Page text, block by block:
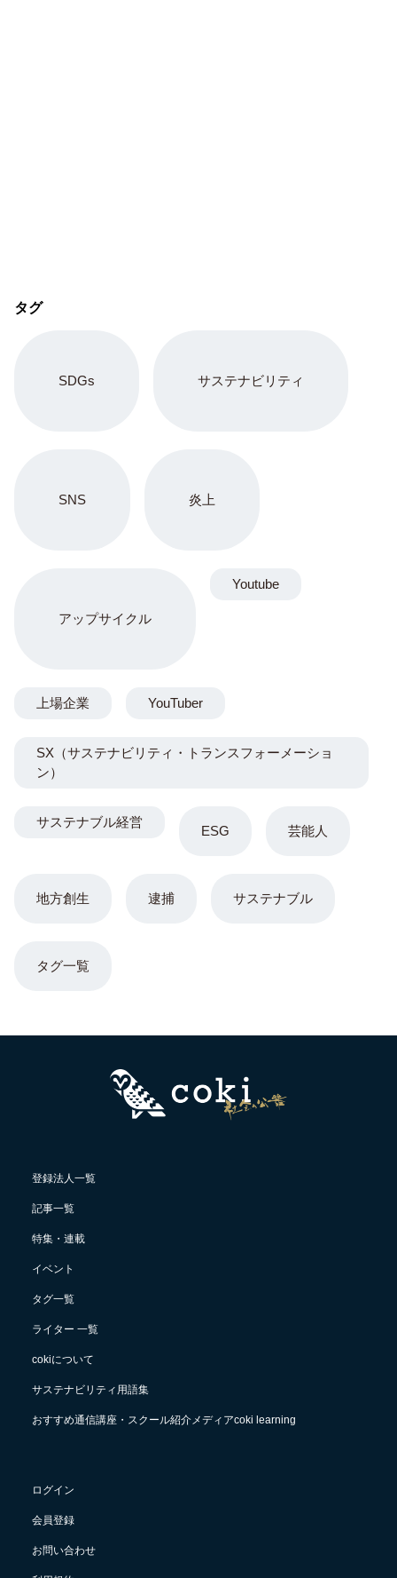
タグ
SDGs サステナビリティ
SNS 炎上
アップサイクル
ESG 芸能人
地方創生 逮捕 サステナブル
Youtube
上場企業 YouTuber
SX（サステナビリティ・トランスフォーメーショ
ン）
サステナブル経営
タグ一覧
登録法人一覧
記事一覧
特集・連載
イベント
タグ一覧
ライター 一覧
cokiについて
サステナビリティ用語集
おすすめ通信講座・スクール紹介メディアcoki learning
ログイン
会員登録
お問い合わせ